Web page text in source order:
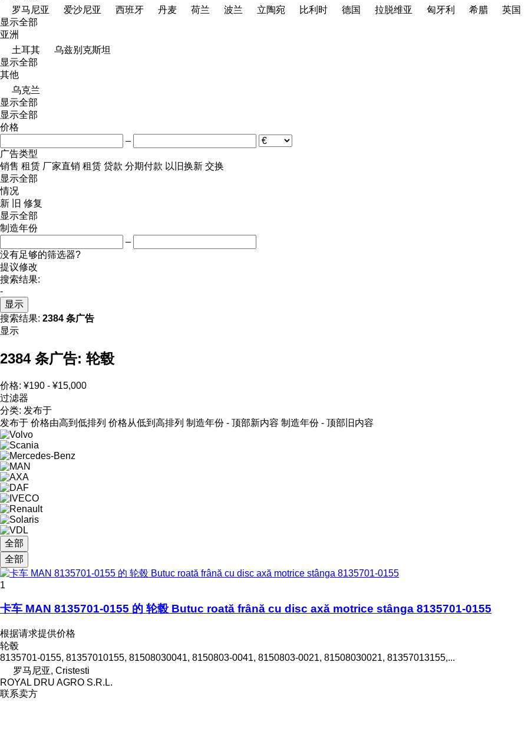
罗马尼亚
爱沙尼亚 西班牙 丹麦 荷兰 波兰 立陶宛 比利时 德国 拉脱维亚 匈牙利 希腊
英国
显示全部
亚洲
土耳其
乌兹别克斯坦
显示全部
其他
乌克兰
显示全部
显示全部
价格
–
广告类型
销售 租赁 厂家直销 租赁 贷款 分期付款 以旧换新 交换
显示全部
情况
新
旧 修复
显示全部
制造年份
–
没有足够的筛选器?
提议修改
搜索结果:
-
显示
搜索结果: 2384 条广告
显示
2384 条广告: 轮毂
价格: ¥190 - ¥15,000
过滤器
分类: 发布于
发布于 价格由高到低排列 价格从低到高排列 制造年份 - 顶部新内容 制造年份 - 顶部旧内容
全部
全部
1
卡车 MAN 8135701-0155 的 轮毂 Butuc roată frână cu disc axă motrice stânga 8135701-0155
根据请求提供价格
轮毂
8135701-0155, 81357010155, 81508030041, 8150803-0041, 8150803-0021, 81508030021, 81357013155,...
罗马尼亚, Cristesti
ROYAL DRU AGRO S.R.L.
联系卖方